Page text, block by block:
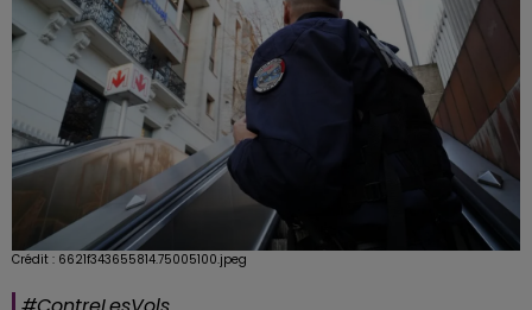
Crédit : 6621f343655814.75005100.jpeg